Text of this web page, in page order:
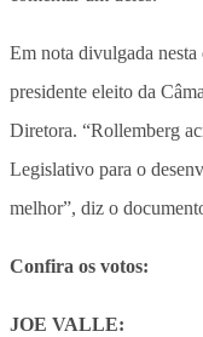
Em nota divulgada
presidente eleito da
Diretora. “Rollemberg
Legislativo para o
melhor”, diz o
Confira os votos:
JOE VALLE: